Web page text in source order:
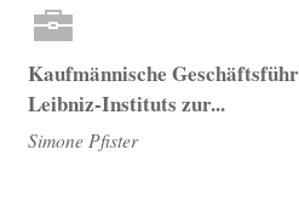
Kaufmännische
Leibniz-Instituts zur...
Simone Pfister